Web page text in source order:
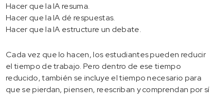
Hacer que la IA resuma.
Hacer que la IA dé respuestas.
Hacer que la IA estructure un debate.
Cada vez que lo hacen, los estudiantes pueden reducir
el tiempo de trabajo. Pero dentro de ese tiempo
reducido, también se incluye el tiempo necesario para
que se pierdan, piensen, reescriban y comprendan por sí